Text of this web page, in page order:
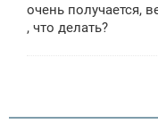
очень получается,
, что делать?